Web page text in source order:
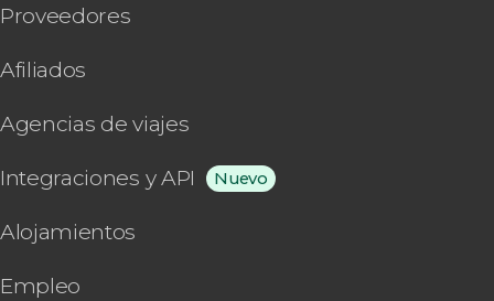
Proveedores
Afiliados
Agencias de viajes
Integraciones y API Nuevo
Alojamientos
Empleo